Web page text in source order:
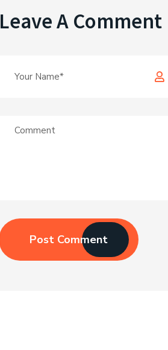
Leave A Comment
Post Comment